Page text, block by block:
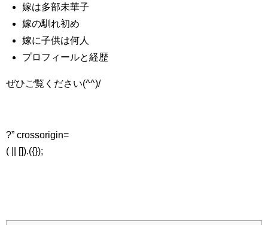
嫁は多部未華子
嫁の馴れ初め
嫁に子供は何人
プロフィールと経歴
ぜひご覧ください(^^)/
?” crossorigin=
( || []).({});